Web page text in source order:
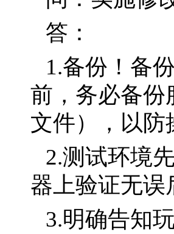
答：
1.备份！备
前，务必备份
文件），以防
2.测试环境
器上验证无误
3.明确告知